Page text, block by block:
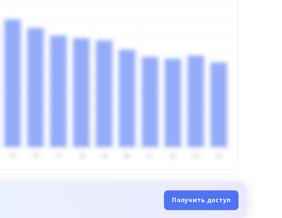
Получить доступ